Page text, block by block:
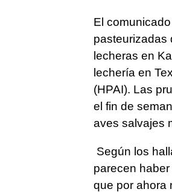
El
pasteurizadas
lecheras en
lechería en
(HPAI). Las
el fin de
aves salvajes
Según los
parecen
que por ahora